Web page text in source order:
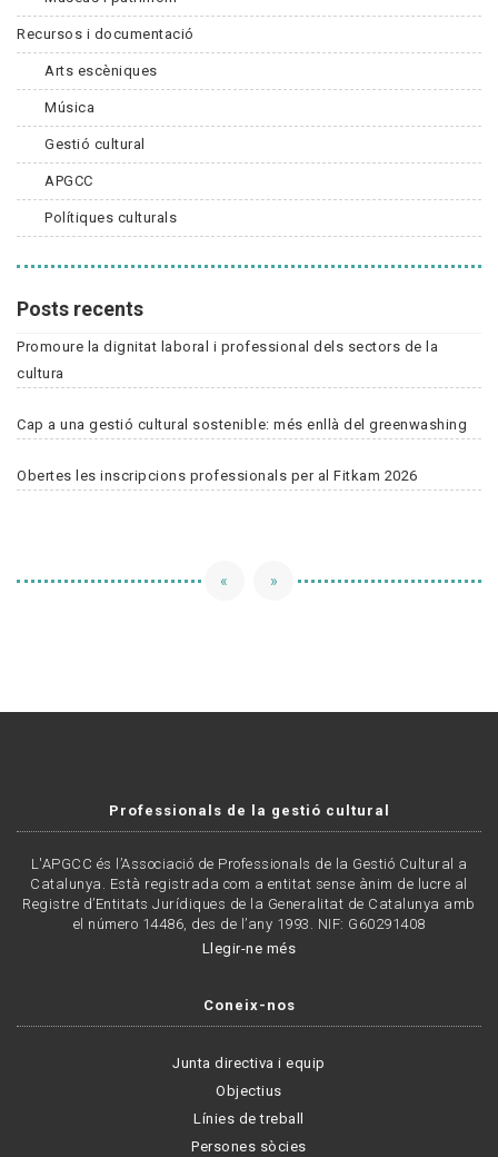
Recursos i documentació
Arts escèniques
Música
Gestió cultural
APGCC
Polítiques culturals
Posts recents
Promoure la dignitat laboral i professional dels sectors de la
cultura
Cap a una gestió cultural sostenible: més enllà del greenwashing
Obertes les inscripcions professionals per al Fitkam 2026
« »
Professionals de la gestió cultural
L'APGCC és l’Associació de Professionals de la Gestió Cultural a
Catalunya. Està registrada com a entitat sense ànim de lucre al
Registre d’Entitats Jurídiques de la Generalitat de Catalunya amb
el número 14486, des de l’any 1993. NIF: G60291408
Llegir-ne més
Coneix-nos
Junta directiva i equip
Objectius
Línies de treball
Persones sòcies